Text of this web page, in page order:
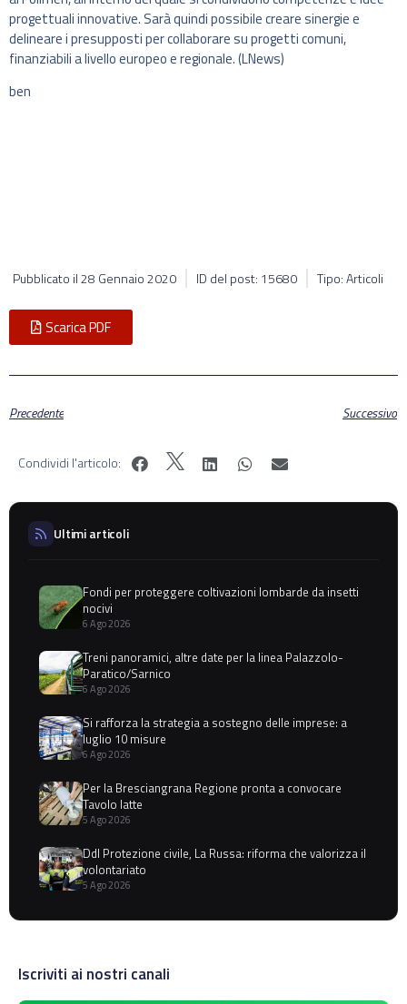
progettuali innovative. Sarà quindi possibile creare sinergie e
delineare i presupposti per collaborare su progetti comuni,
finanziabili a livello europeo e regionale. (LNews)
ben
Pubblicato il28 Gennaio 2020 ID del post: 15680 Tipo: Articoli
Scarica PDF
Precedente Successivo
Condividi l'articolo:
Ultimi articoli
Fondi per proteggere coltivazioni lombarde da insetti
nocivi
6 Ago 2026
Treni panoramici, altre date per la linea Palazzolo-
Paratico/Sarnico
6 Ago 2026
Si rafforza la strategia a sostegno delle imprese: a
luglio 10 misure
6 Ago 2026
Per la Bresciangrana Regione pronta a convocare
Tavolo latte
5 Ago 2026
Ddl Protezione civile, La Russa: riforma che valorizza il
volontariato
5 Ago 2026
Iscriviti ai nostri canali